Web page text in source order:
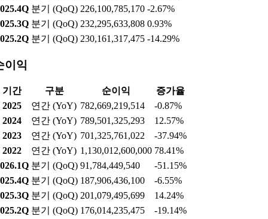
분기 (QoQ) 226,100,785,170 -2.67%
분기 (QoQ) 232,295,633,808 0.93%
분기 (QoQ) 230,161,317,475 -14.29%
이익
기간 구분 순이익
증가율
2025
연간 (YoY) 782,669,219,514
-0.87%
2024
연간 (YoY) 789,501,325,293
12.57%
2023
연간 (YoY) 701,325,761,022
-37.94%
2022
연간 (YoY) 1,130,012,600,000 78.41%
분기 (QoQ) 91,784,449,540
-51.15%
분기 (QoQ) 187,906,436,100
-6.55%
분기 (QoQ) 201,079,495,699
14.24%
분기 (QoQ) 176,014,235,475 -19.14%